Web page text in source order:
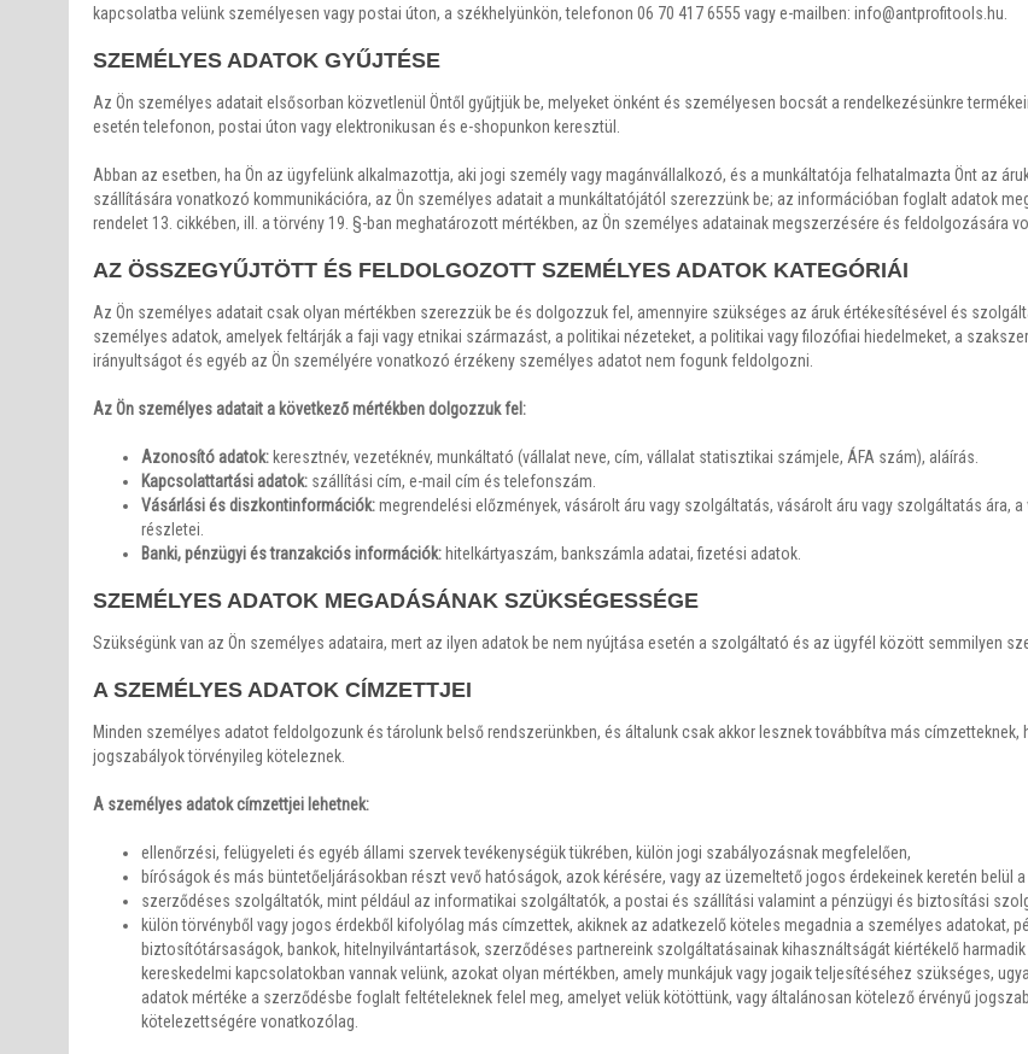
kapcsolatba velünk személyesen vagy postai úton, a székhelyünkön, telefonon 06 70 417 6555 vagy e-mailben: info@antprofitools.hu.
SZEMÉLYES ADATOK GYŰJTÉSE
Az Ön személyes adatait elsősorban közvetlenül Öntől gyűjtjük be, melyeket önként és személyesen bocsát a rendelkezésünkre
esetén telefonon, postai úton vagy elektronikusan és e-shopunkon keresztül.
Abban az esetben, ha Ön az ügyfelünk alkalmazottja, aki jogi személy vagy magánvállalkozó, és a munkáltatója felhatalmazta Önt az
szállítására vonatkozó kommunikációra, az Ön személyes adatait a munkáltatójától szerezzünk be; az információban foglalt adatok
rendelet 13. cikkében, ill. a törvény 19. §-ban meghatározott mértékben, az Ön személyes adatainak megszerzésére és feldolgozására
AZ ÖSSZEGYŰJTÖTT ÉS FELDOLGOZOTT SZEMÉLYES ADATOK KATEGÓRIÁI
Az Ön személyes adatait csak olyan mértékben szerezzük be és dolgozzuk fel, amennyire szükséges az áruk értékesítésével és
személyes adatok, amelyek feltárják a faji vagy etnikai származást, a politikai nézeteket, a politikai vagy filozófiai hiedelmeket, a
irányultságot és egyéb az Ön személyére vonatkozó érzékeny személyes adatot nem fogunk feldolgozni.
Az Ön személyes adatait a következő mértékben dolgozzuk fel:
Azonosító adatok: keresztnév, vezetéknév, munkáltató (vállalat neve, cím, vállalat statisztikai számjele, ÁFA szám), aláírás.
Kapcsolattartási adatok: szállítási cím, e-mail cím és telefonszám.
Vásárlási és diszkontinformációk:megrendelési előzmények, vásárolt áru vagy szolgáltatás, vásárolt áru vagy szolgáltatás ára,
részletei.
Banki, pénzügyi és tranzakciós információk: hitelkártyaszám, bankszámla adatai, fizetési adatok.
SZEMÉLYES ADATOK MEGADÁSÁNAK SZÜKSÉGESSÉGE
Szükségünk van az Ön személyes adataira, mert az ilyen adatok be nem nyújtása esetén a szolgáltató és az ügyfél között semmilyen
A SZEMÉLYES ADATOK CÍMZETTJEI
Minden személyes adatot feldolgozunk és tárolunk belső rendszerünkben, és általunk csak akkor lesznek továbbítva más
jogszabályok törvényileg köteleznek.
A személyes adatok címzettjei lehetnek:
ellenőrzési, felügyeleti és egyéb állami szervek tevékenységük tükrében, külön jogi szabályozásnak megfelelően,
bíróságok és más büntetőeljárásokban részt vevő hatóságok, azok kérésére, vagy az üzemeltető jogos érdekeinek keretén belül
szerződéses szolgáltatók, mint például az informatikai szolgáltatók, a postai és szállítási valamint a pénzügyi és biztosítási
külön törvényből vagy jogos érdekből kifolyólag más címzettek, akiknek az adatkezelő köteles megadnia a személyes adatokat,
biztosítótársaságok, bankok, hitelnyilvántartások, szerződéses partnereink szolgáltatásainak kihasználtságát kiértékelő
kereskedelmi kapcsolatokban vannak velünk, azokat olyan mértékben, amely munkájuk vagy jogaik teljesítéséhez szükséges,
adatok mértéke a szerződésbe foglalt feltételeknek felel meg, amelyet velük kötöttünk, vagy általánosan kötelező érvényű
kötelezettségére vonatkozólag.